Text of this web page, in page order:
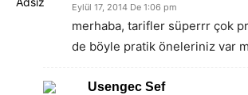
Eylül 17, 2014 De 1:06 pm
merhaba, tarifler süperrr çok
de böyle pratik öneleriniz var
Usengec Sef